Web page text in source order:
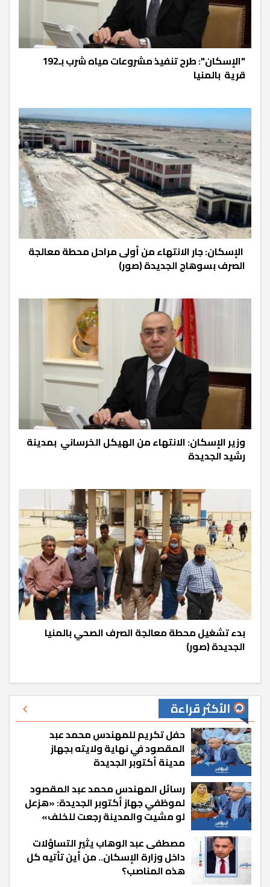
"الإسكان": طرح تنفيذ مشروعات مياه شرب بـ192
قرية بالمنيا
الإسكان: جار الانتهاء من أولى مراحل محطة معالجة
الصرف بسوهاج الجديدة (صور)
وزير الإسكان: الانتهاء من الهيكل الخرساني بمدينة
رشيد الجديدة
بدء تشغيل محطة معالجة الصرف الصحي بالمنيا
الجديدة (صور)
الأكثر قراءة
حفل تكريم للمهندس محمد عبد
المقصود في نهاية ولايته بجهاز
مدينة أكتوبر الجديدة
رسائل المهندس محمد عبد المقصود
لموظفي جهاز أكتوبر الجديدة: «هزعل
لو مشيت والمدينة رجعت للخلف»
مصطفى عبد الوهاب يثير التساؤلات
داخل وزارة الإسكان.. من أين تأتيه كل
هذه المناصب؟